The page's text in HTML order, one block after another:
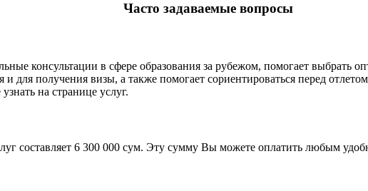
Часто задаваемые вопросы
консультации в сфере образования за рубежом, помогает выбрать
для получения визы, а также помогает сориентироваться перед
на странице услуг.
составляет 6 300 000 сум. Эту сумму Вы можете оплатить любым